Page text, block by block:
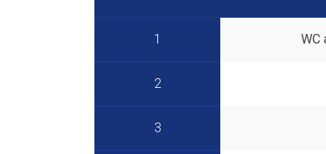
1 WC
2
3